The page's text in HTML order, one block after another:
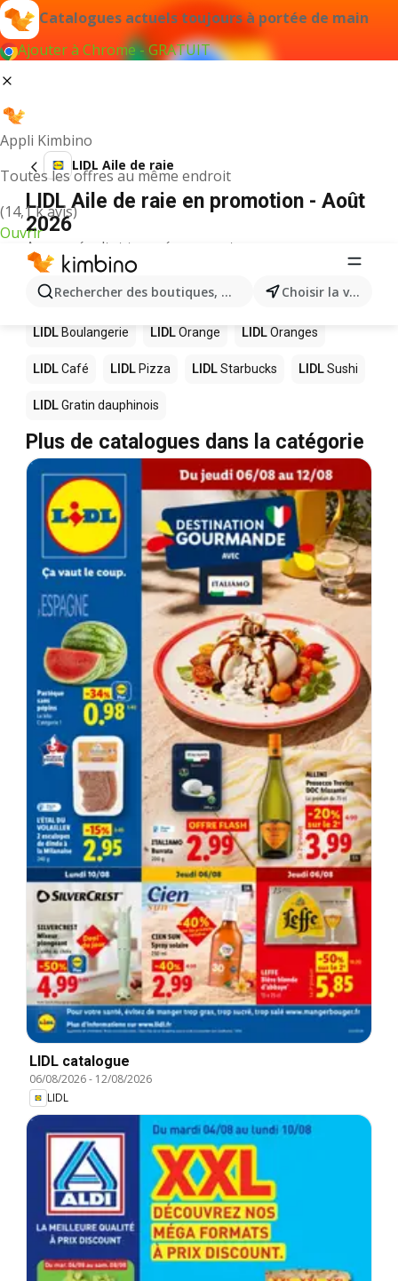
Catalogues actuels toujours à portée de main
Ajouter à Chrome - GRATUIT
Appli Kimbino
Toutes les offres au même endroit
(14,1 k avis)
Ouvrir
Rechercher des boutiques, des catégories, des Choisir la ville
LIDL Aile de raie
LIDL Aile de raie en promotion - Août
2026
Aucun résultat trouvé pour ce terme.
D’autres produits dans les magasins
LIDL
LIDL Boulangerie LIDLOrange LIDLOranges
LIDLCafé LIDL Pizza LIDLStarbucks LIDLSushi
LIDLGratin dauphinois
Plus de catalogues dans la catégorie
LIDL catalogue
06/08/2026- 12/08/2026
LIDL